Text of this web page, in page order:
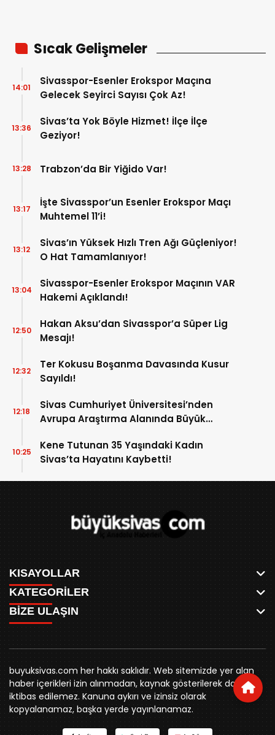
Sıcak Gelişmeler
Sivasspor-Esenler Erokspor Maçına
Gelecek Seyirci Sayısı Çok Az!
14:01
Sivas’ta Yok Böyle Hizmet! İlçe İlçe
Geziyor!
13:36
Trabzon’da Bir Yiğido Var!
13:28
İşte Sivasspor’un Esenler Erokspor Maçı
Muhtemel 11’i!
13:17
Sivas’ın Yüksek Hızlı Tren Ağı Güçleniyor!
O Hat Tamamlanıyor!
13:12
Sivasspor-Esenler Erokspor Maçının VAR
Hakemi Açıklandı!
13:04
Hakan Aksu’dan Sivasspor’a Süper Lig
Mesajı!
12:50
Ter Kokusu Boşanma Davasında Kusur
Sayıldı!
12:32
Sivas Cumhuriyet Üniversitesi’nden
Avrupa Araştırma Alanında Büyük
12:18
Kene Tutunan 35 Yaşındaki Kadın
Sivas’ta Hayatını Kaybetti!
10:25
KISAYOLLAR
ANASAYFA
AKSU CANLI
MEYDAN CANLI
MEDRESELER CANLI
MERAKÜM CANLI
YUKARI TEKKE CANLI
KURUMSAL KİMLİK
REKLAM FİYATLARI
BİZE ULAŞIN
KÜNYE
KATEGORİLER
WHATSAPP
SPOR
SİYASET
BELEDİYE
SİVAS VALİLİĞİ
ÜNİVERSİTE
KURUMLAR
STK
YORUM
BİZE ULAŞIN
0346 221 00 60
buyuksivashaber@gmail.com
Örtülüpınar Mah. İnönü Bulvarı Özkahya Apt. Kat:3 D:7
Sivas
buyuksivas.com her hakkı saklıdır. Web sitemizde yer alan
haber içerikleri izin alınmadan, kaynak gösterilerek dahi
iktibas edilemez. Kanuna aykırı ve izinsiz olarak
kopyalanamaz, başka yerde yayınlanamaz.